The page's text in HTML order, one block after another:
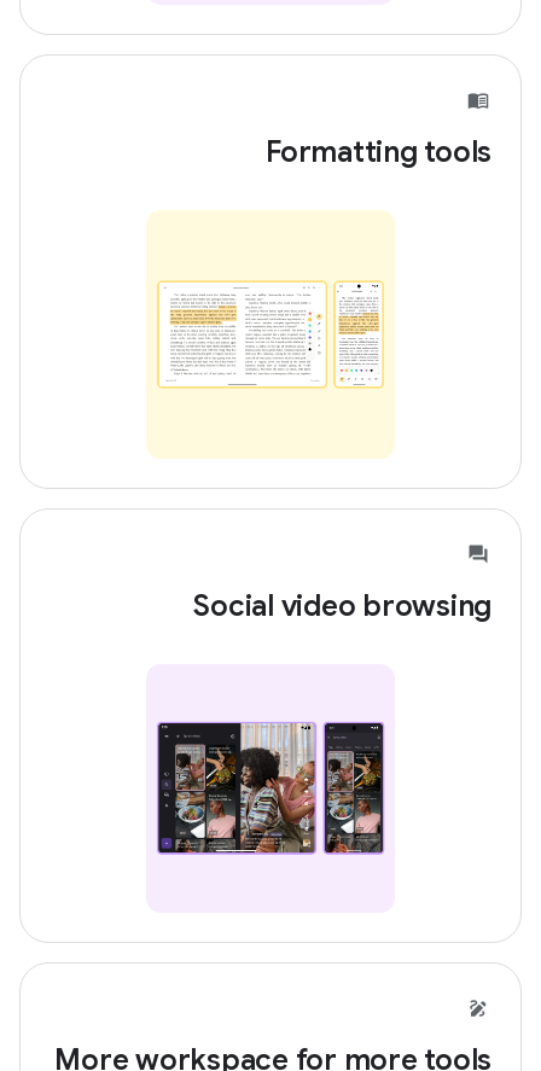
Formatting tools
Social video browsing
More workspace for more tools